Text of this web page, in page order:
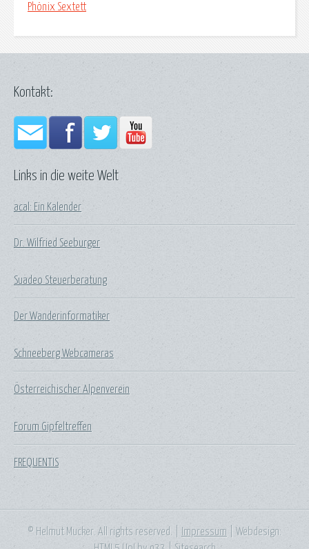
Phönix Sextett
Links in die weite Welt
acal: Ein Kalender
Dr. Wilfried Seeburger
Suadeo Steuerberatung
Der Wanderinformatiker
Schneeberg Webcameras
Österreichischer Alpenverein
Forum Gipfeltreffen
FREQUENTIS
Kontakt:
© Helmut Mucker. All rights reserved. | Impressum | Webdesign: